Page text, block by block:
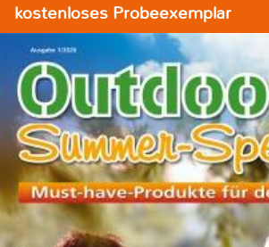
kostenloses Probeexemplar